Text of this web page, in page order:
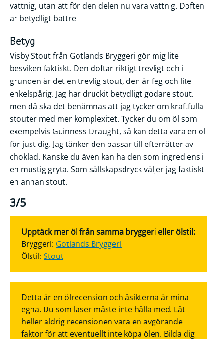
vattnig, utan att för den delen nu vara vattnig. Doften
är betydligt bättre.
Betyg
Visby Stout från Gotlands Bryggeri gör mig lite
besviken faktiskt. Den doftar riktigt trevligt och i
grunden är det en trevlig stout, den är feg och lite
enkelspårig. Jag har druckit betydligt godare stout,
men då ska det benämnas att jag tycker om kraftfulla
stouter med mer komplexitet. Tycker du om öl som
exempelvis Guinness Draught, så kan detta vara en öl
för just dig. Jag tänker den passar till efterrätter av
choklad. Kanske du även kan ha den som ingrediens i
en mustig gryta. Som sällskapsdryck väljer jag faktiskt
en annan stout.
3/5
Upptäck mer öl från samma bryggeri eller ölstil:
Bryggeri: Gotlands Bryggeri
Ölstil: Stout
Detta är en ölrecension och åsikterna är mina
egna. Du som läser måste inte hålla med. Låt
heller aldrig recensionen vara en avgörande
faktor för att eventuellt inte köpa ölen. Bilda dig